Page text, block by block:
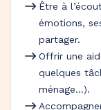
Être à
émotions,
partager.
Offrir une
quelques
ménage…).